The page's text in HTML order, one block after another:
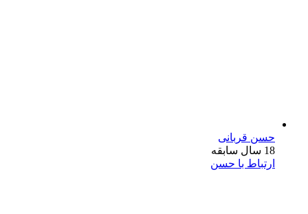
حسن قربانی
18 سال سابقه
ارتباط با حسن